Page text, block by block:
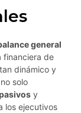
general
financiera de
dinámico y
solo
y
los ejecutivos